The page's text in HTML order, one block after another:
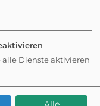
alle Dienste aktivieren